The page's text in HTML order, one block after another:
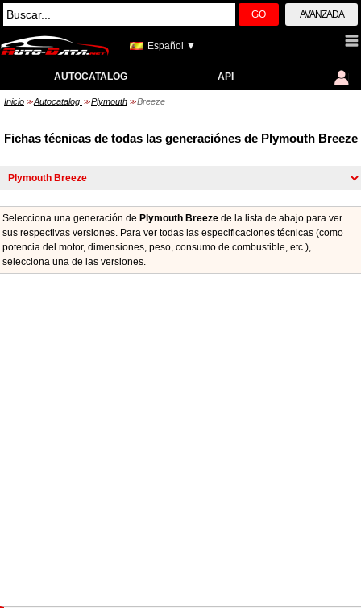
GO AVANZADA
Español ▼
AUTOCATALOG API
Inicio >> Autocatalog >> Plymouth >> Breeze
Fichas técnicas de todas las generaciónes de Plymouth Breeze
Selecciona una generación de Plymouth Breeze de la lista de abajo para ver
sus respectivas versiones. Para ver todas las especificaciones técnicas (como
potencia del motor, dimensiones, peso, consumo de combustible, etc.),
seleccionа una de las versiones.